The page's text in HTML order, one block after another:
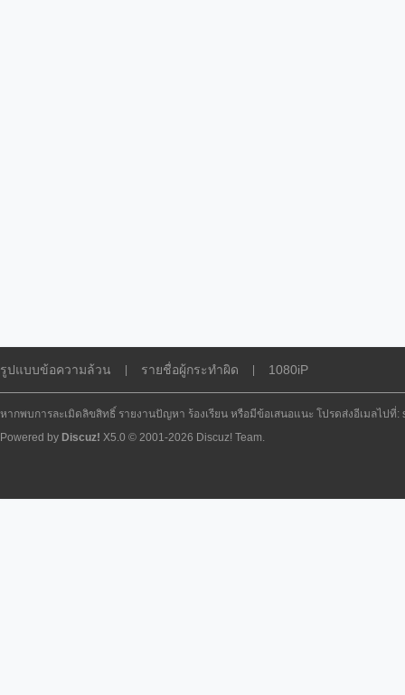
รูปแบบข้อความล้วน รายชื่อผู้กระทำผิด 1080iP
หากพบการละเมิดลิขสิทธิ์ รายงานปัญหา ร้องเรียน หรือมีข้อเสนอแนะ โปรดส่งอีเมลไปที่:
Powered by Discuz! X5.0 © 2001-2026 Discuz! Team.